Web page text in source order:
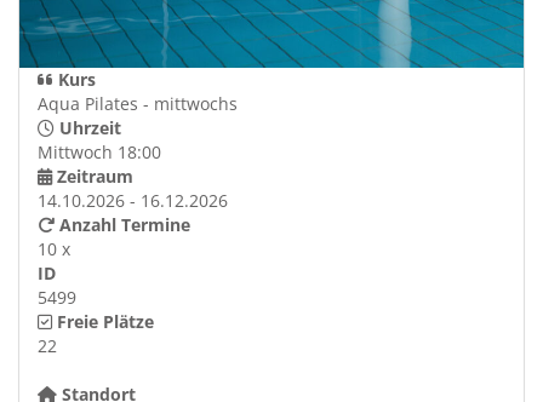
Kurs
Aqua Pilates - mittwochs
Uhrzeit
Mittwoch 18:00
Zeitraum
14.10.2026 - 16.12.2026
Anzahl Termine
10 x
ID
5499
Freie Plätze
22
Standort